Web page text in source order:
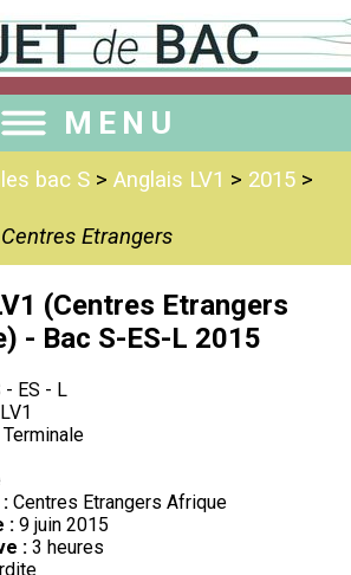
MENU
bac S > Anglais LV1 > 2015 >
Centres Etrangers
(Centres Etrangers
- Bac S-ES-L 2015
- ES - L
Terminale
Centres Etrangers Afrique
: 9 juin 2015
: 3 heures